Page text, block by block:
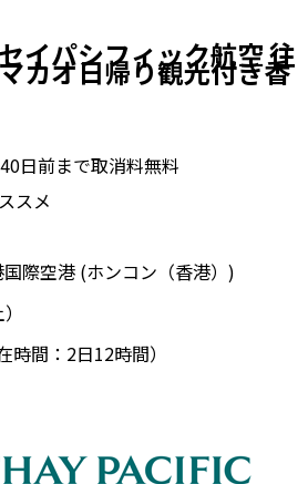
イパシフィック航空 往
カオ日帰り観光付き香
日前まで取消料無料
スメ
国際空港 (ホンコン（香港）)
時間： 2日12時間）